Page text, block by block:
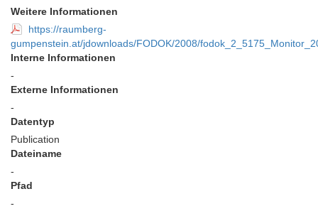
Weitere Informationen
https://raumberg-
gumpenstein.at/jdownloads/FODOK/2008/
Interne Informationen
-
Externe Informationen
-
Datentyp
Publication
Dateiname
-
Pfad
-